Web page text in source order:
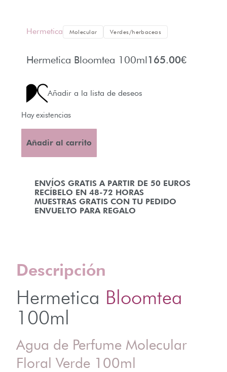
Hermetica Molecular Verdes/herbaceas
Hermetica Bloomtea 100ml165.00€
Añadir a la lista de deseos
ENVÍOS GRATIS A PARTIR DE 50 EUROS
RECÍBELO EN 48-72 HORAS
MUESTRAS GRATIS CON TU PEDIDO
ENVUELTO PARA REGALO
Hay existencias
Añadir al carrito
Descripción
Hermetica Bloomtea
100ml
Agua de Perfume Molecular
Floral Verde 100ml